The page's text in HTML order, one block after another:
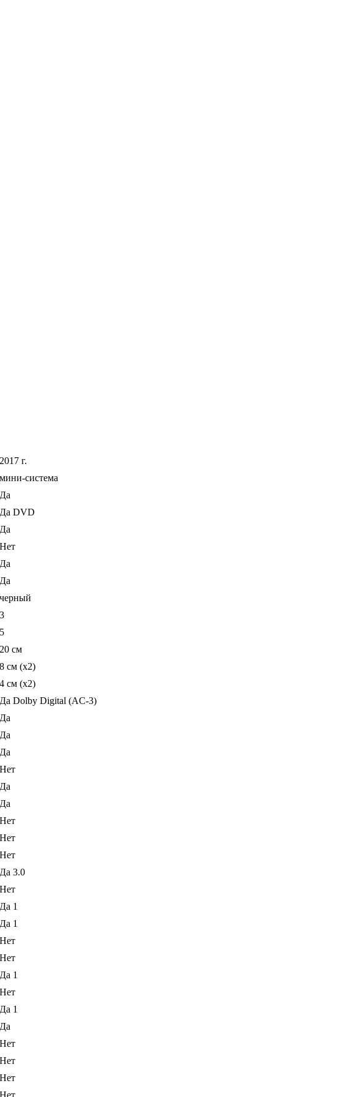
2017 г.
мини-система
Да
Да DVD
Да
Нет
Да
Да
черный
3
5
20 см
8 см (x2)
4 см (x2)
Да Dolby Digital (AC-3)
Да
Да
Да
Нет
Да
Да
Нет
Нет
Нет
Да 3.0
Нет
Да 1
Да 1
Нет
Нет
Да 1
Нет
Да 1
Да
Нет
Нет
Нет